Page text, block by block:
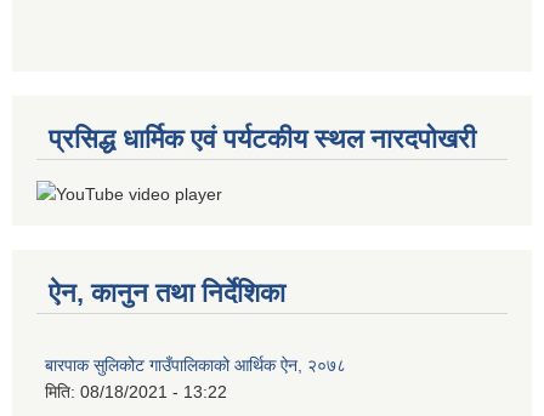
प्रसिद्ध धार्मिक एवं पर्यटकीय स्थल नारदपोखरी
ऐन, कानुन तथा निर्देशिका
बारपाक सुलिकोट गाउँपालिकाको आर्थिक ऐन, २०७८
मिति: 08/18/2021 - 13:22